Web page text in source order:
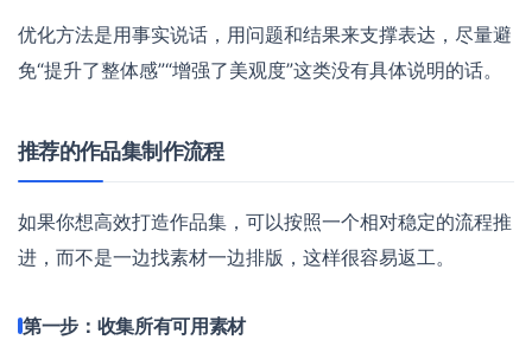
优化方法是用事实说话，用问题和结果来支撑表达，尽量避
免“提升了整体感”“增强了美观度”这类没有具体说明的话。
推荐的作品集制作流程
如果你想高效打造作品集，可以按照一个相对稳定的流程推
进，而不是一边找素材一边排版，这样很容易返工。
第一步：收集所有可用素材